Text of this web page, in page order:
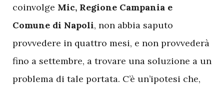
coinvolge Mic, Regione Campania e
Comune di Napoli, non abbia saputo
provvedere in quattro mesi, e non provvederà
fino a settembre, a trovare una soluzione a un
problema di tale portata. C’è un’ipotesi che,